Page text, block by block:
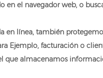
en el navegador web, o
línea, también
Ejemplo, facturación o
que almacenamos